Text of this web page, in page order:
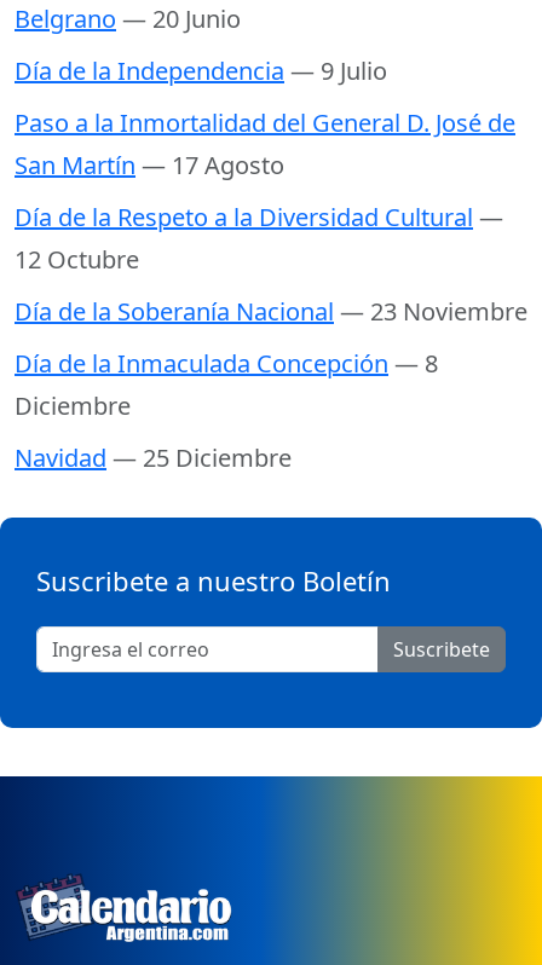
Belgrano — 20 Junio
Día de la Independencia — 9 Julio
Paso a la Inmortalidad del General D. José de
San Martín — 17 Agosto
Día de la Respeto a la Diversidad Cultural —
12 Octubre
Día de la Soberanía Nacional — 23 Noviembre
Día de la Inmaculada Concepción — 8
Diciembre
Navidad — 25 Diciembre
Suscribete a nuestro Boletín
Suscribete